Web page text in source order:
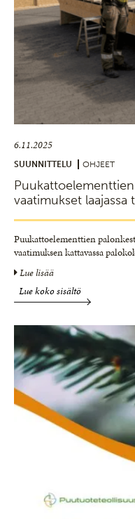
6.11.2025
SUUNNITTELU OHJEET
vaatimukset laajassa
Puukattoelementtien
vaatimuksen kattavassa
Lue lisää
Lue koko sisältö